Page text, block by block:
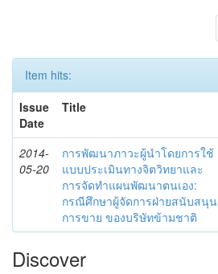
Item hits:
Issue
Date
Title
2014-
05-20
การพัฒนาภาวะผู้นำโดยการใช้
แบบประเมินทางจิตวิทยาและ
การจัดทำแผนพัฒนาตนเอง:
กรณีศึกษาผู้จัดการฝ่ายสนับสนุน
การขาย ของบริษัทข้ามชาติ
Discover